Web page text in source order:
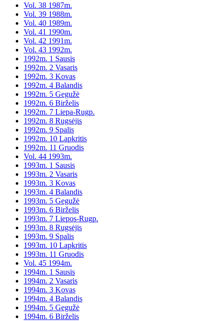
Vol. 38 1987m.
Vol. 39 1988m.
Vol. 40 1989m.
Vol. 41 1990m.
Vol. 42 1991m.
Vol. 43 1992m.
1992m. 1 Sausis
1992m. 2 Vasaris
1992m. 3 Kovas
1992m. 4 Balandis
1992m. 5 Gegužė
1992m. 6 Birželis
1992m. 7 Liepa-Rugp.
1992m. 8 Rugsėjis
1992m. 9 Spalis
1992m. 10 Lapkritis
1992m. 11 Gruodis
Vol. 44 1993m.
1993m. 1 Sausis
1993m. 2 Vasaris
1993m. 3 Kovas
1993m. 4 Balandis
1993m. 5 Gegužė
1993m. 6 Birželis
1993m. 7 Liepos-Rugp.
1993m. 8 Rugsėjis
1993m. 9 Spalis
1993m. 10 Lapkritis
1993m. 11 Gruodis
Vol. 45 1994m.
1994m. 1 Sausis
1994m. 2 Vasaris
1994m. 3 Kovas
1994m. 4 Balandis
1994m. 5 Gegužė
1994m. 6 Birželis